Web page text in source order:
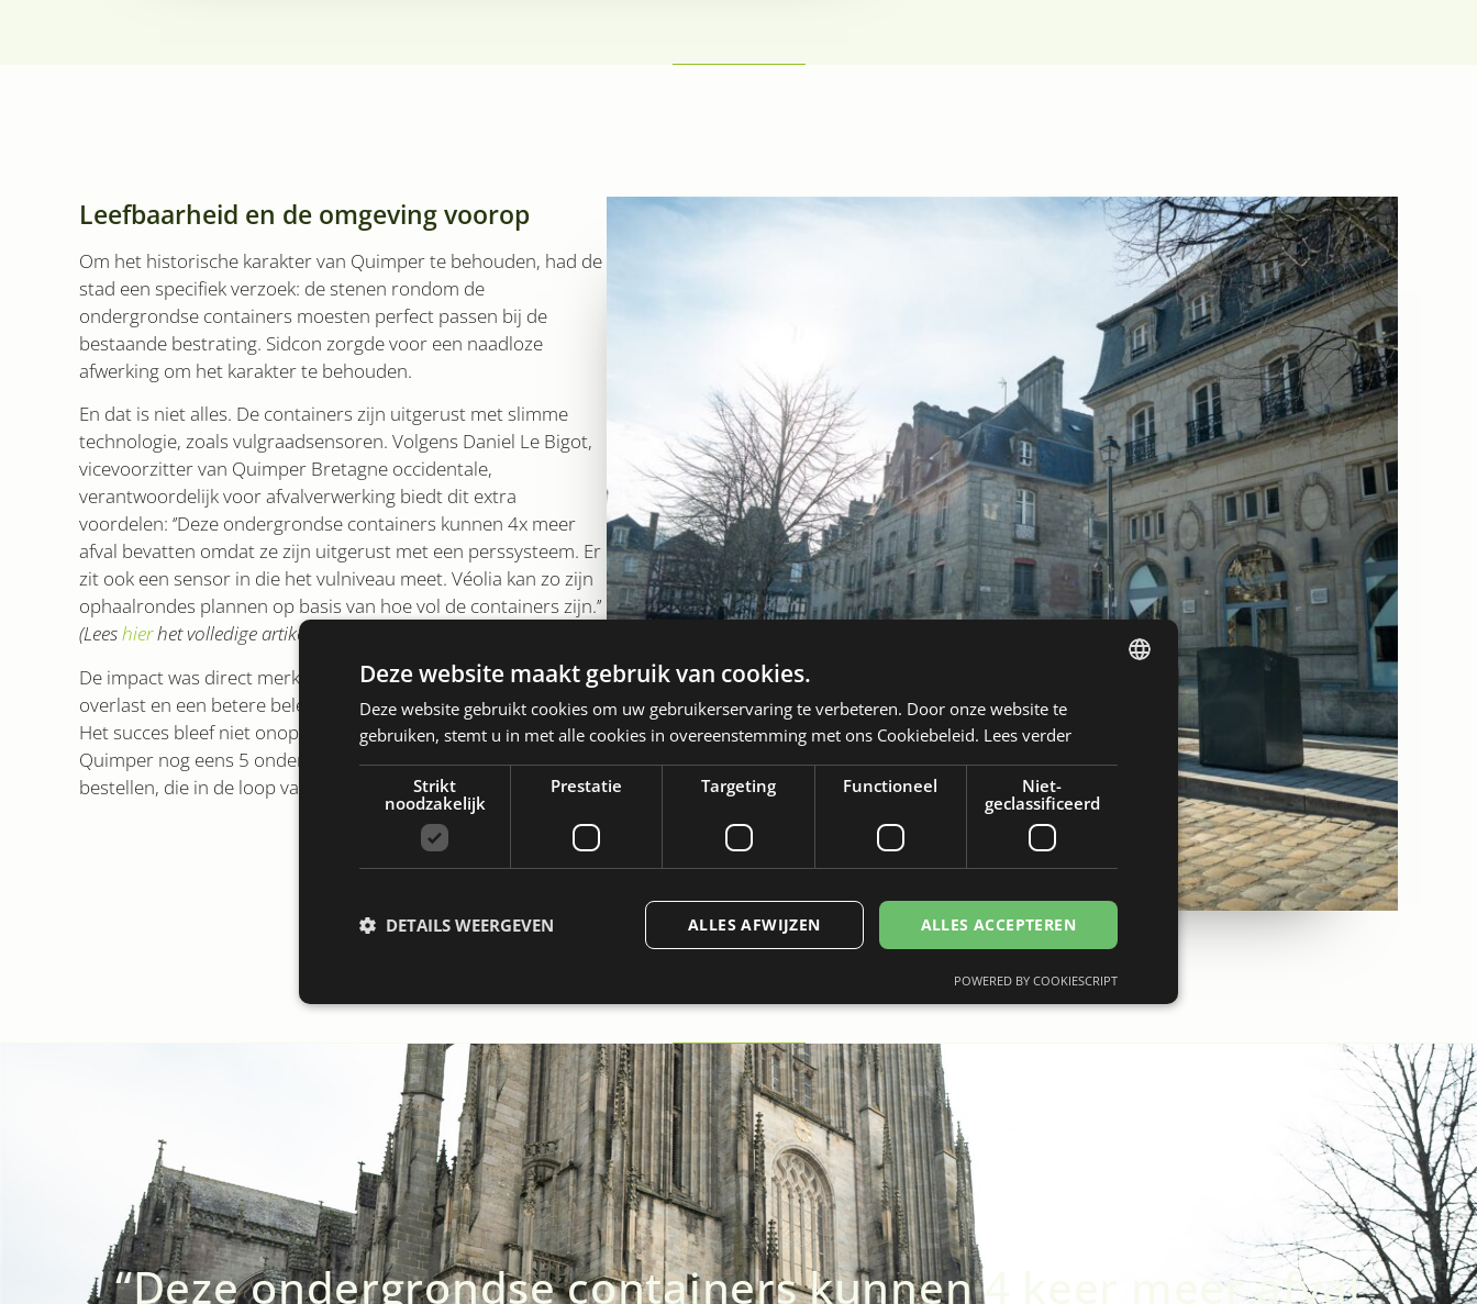
Leefbaarheid en de omgeving voorop
Om het historische karakter van Quimper te behouden, had de
stad een specifiek verzoek: de stenen rondom de
ondergrondse containers moesten perfect passen bij de
bestaande bestrating. Sidcon zorgde voor een naadloze
afwerking om het karakter te behouden.
En dat is niet alles. De containers zijn uitgerust met slimme
technologie, zoals vulgraadsensoren. Volgens Daniel Le Bigot,
vicevoorzitter van Quimper Bretagne occidentale,
verantwoordelijk voor afvalverwerking biedt dit extra
voordelen: ‘’Deze ondergrondse containers kunnen 4x meer
afval bevatten omdat ze zijn uitgerust met een perssysteem. Er
zit ook een sensor in die het vulniveau meet. Véolia kan zo zijn
ophaalrondes plannen op basis van hoe vol de containers zijn.’’
(Leeshierhet volledige artikel)
De impact was direct merkbaar: schonere straten, minder
overlast en een betere beleving voor inwoners en bezoekers.
Het succes bleef niet onopgemerkt. Eind 2024 besloot
Quimper nog eens 5 ondergrondse perscontainers te
bestellen, die in de loop van 2025 geplaatst zullen worden.
“Deze ondergrondse containers kunnen 4 keer meer afval
Deze website maakt gebruik van cookies.
Deze website gebruikt cookies om uw gebruikerservaring te verbeteren. Door onze website te
gebruiken, stemt u in met alle cookies in overeenstemming met ons Cookiebeleid. Lees verder
Strikt
noodzakelijk
Prestatie Targeting Functioneel
Niet-
geclassificeerd
ALLES ACCEPTEREN
ALLES AFWIJZEN
DETAILS WEERGEVEN
Strikt noodzakelijke cookies maken de kernfunctionaliteiten van de website mogelijk, zoals gebruikersaanmelding en
accountbeheer. De website kan niet goed worden gebruikt zonder de strikt noodzakelijke cookies.
Naam
Provider/
Domein
Vervaldatum Omschrijving
li_gc
LinkedIn
Corporation
.linkedin.com
6 maanden
Wordt gebruikt om toestemming van gasten op te slaan
voor het gebruik van cookies voor niet-essentiële
doeleinden
VISITOR_PRIVACY_METADATA
YouTube
.youtube.com
6 maanden
Deze cookie wordt gebruikt om de toestemming van de
gebruiker en privacykeuzes voor hun interactie met de site
op te slaan. Het registreert gegevens over de toestemming
van de bezoeker met betrekking tot verschillende
privacybeleid en instellingen, zodat hun voorkeuren
POWERED BY COOKIESCRIPT